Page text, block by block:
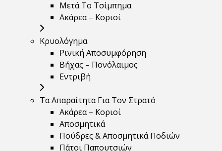
Μετά Το Τσίμπημα
Ακάρεα – Κοριοί
Κρυολόγημα
Ρινική Αποσυμφόρηση
Βήχας – Πονόλαιμος
Εντριβή
Τα Απαραίτητα Για Τον Στρατό
Ακάρεα – Κοριοί
Αποσμητικά
Πούδρες & Αποσμητικά Ποδιών
Πάτοι Παπουτσιών